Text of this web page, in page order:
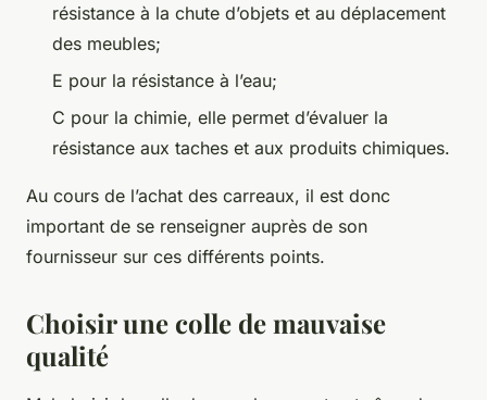
résistance à la chute d’objets et au déplacement
des meubles;
E pour la résistance à l’eau;
C pour la chimie, elle permet d’évaluer la
résistance aux taches et aux produits chimiques.
Au cours de l’achat des carreaux, il est donc
important de se renseigner auprès de son
fournisseur sur ces différents points.
Choisir une colle de mauvaise
qualité